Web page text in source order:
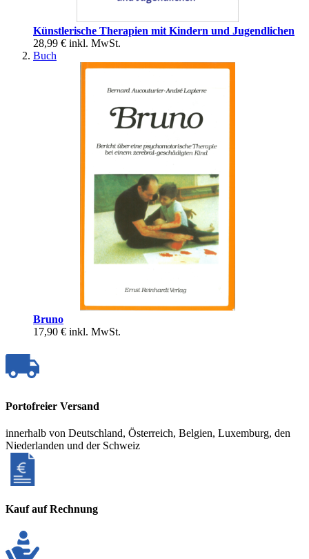
Künstlerische Therapien mit Kindern und Jugendlichen
28,99 € inkl. MwSt.
Buch
Bruno
17,90 € inkl. MwSt.
Portofreier Versand
innerhalb von Deutschland, Österreich, Belgien, Luxemburg, den
Niederlanden und der Schweiz
Kauf auf Rechnung